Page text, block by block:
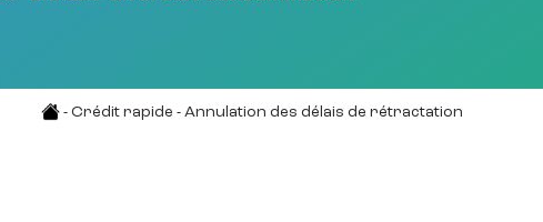
- Crédit rapide - Annulation des délais de rétractation